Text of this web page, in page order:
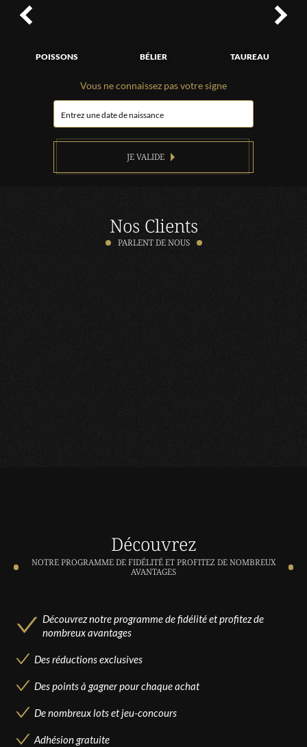
POISSONS BÉLIER TAUREAU
Vous ne connaissez pas votre signe
JE VALIDE
Nos Clients
PARLENT DE NOUS
Découvrez
NOTRE PROGRAMME DE FIDÉLITÉ ET PROFITEZ DE NOMBREUX
AVANTAGES
Découvrez notre programme de fidélité et profitez de
nombreux avantages
Des réductions exclusives
Des points à gagner pour chaque achat
De nombreux lots et jeu-concours
Adhésion gratuite